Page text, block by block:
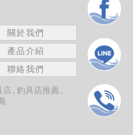
關於我們
產品介紹
聯絡我們
店
釣具店推薦